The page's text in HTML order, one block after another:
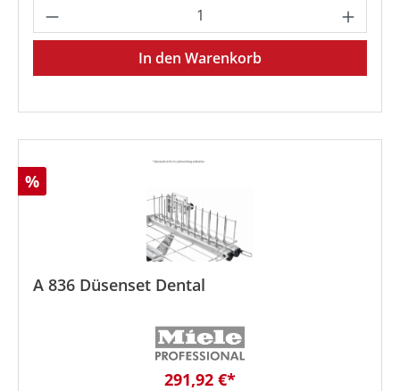
Produkt Anzahl: Gib den
In den Warenkorb
Rabatt
%
A 836 Düsenset Dental
Verkaufspreis:
291,92 €*